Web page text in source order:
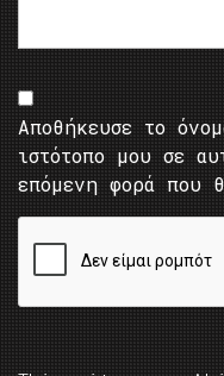
Αποθήκευσε το
ιστότοπο μου σε
επόμενη φορά που